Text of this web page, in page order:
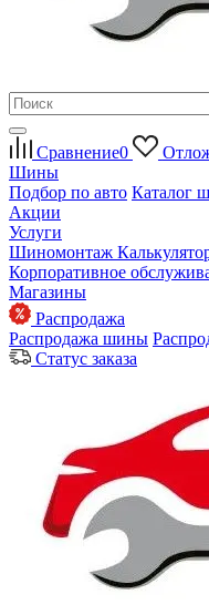
Сравнение0
Шины
Подбор по авто Каталог
Акции
Услуги
Шиномонтаж
Корпоративное
Магазины
Распродажа
Распродажа шины
Статус заказа